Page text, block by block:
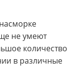
не умеют
количество
в различные